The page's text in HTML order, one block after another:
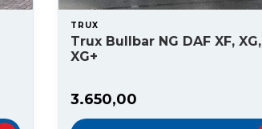
TRUX
Trux Bullbar NG DAF XF, XG,
XG+
3.650,00